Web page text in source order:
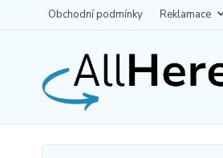
Obchodní podmínky Reklamace